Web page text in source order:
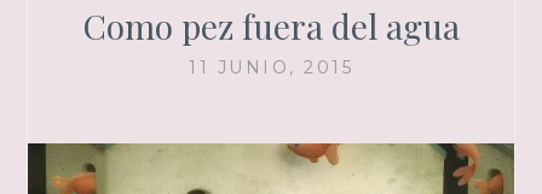
Como pez fuera del agua
11 JUNIO, 2015